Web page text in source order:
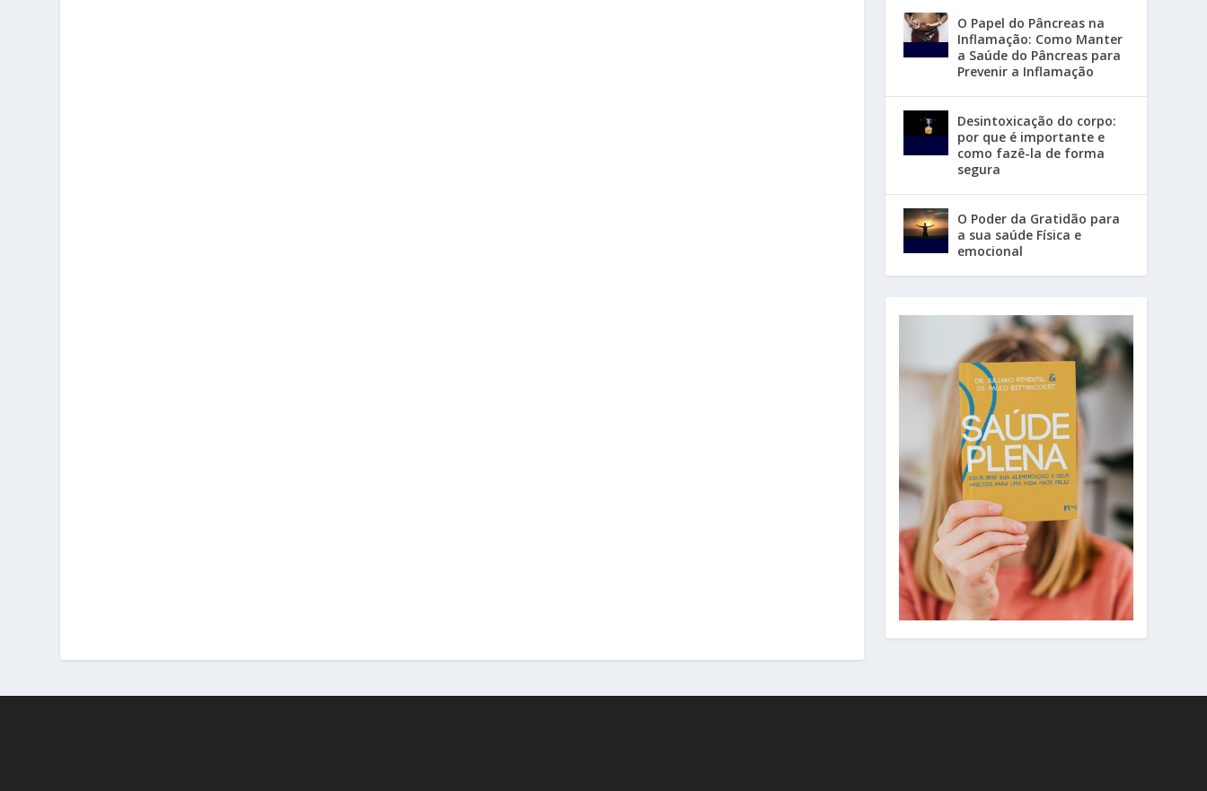
O Papel do Pâncreas na
Inflamação: Como Manter
a Saúde do Pâncreas para
Prevenir a Inflamação
Desintoxicação do corpo:
por que é importante e
como fazê-la de forma
segura
O Poder da Gratidão para
a sua saúde Física e
emocional